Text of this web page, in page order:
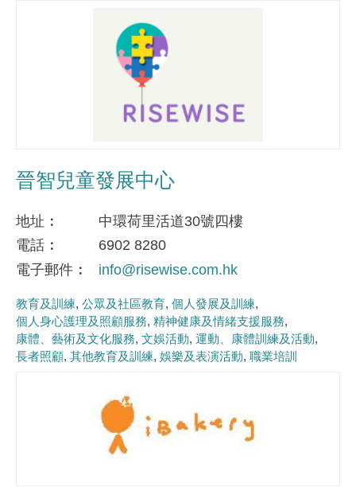
晉智兒童發展中心
地址
中環荷里活道30號四樓
電話
6902 8280
電子郵件
info@risewise.com.hk
教育及訓練 公眾及社區教育 個人發展及訓練
個人身心護理及照顧服務 精神健康及情緒支援服務
康體、藝術及文化服務 文娛活動 運動、康體訓練及活動
長者照顧 其他教育及訓練 娛樂及表演活動 職業培訓